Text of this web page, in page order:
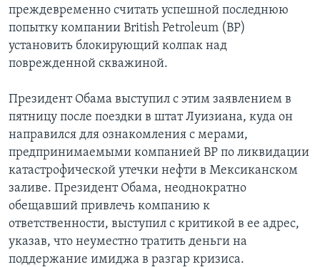
ДЕТАЛИ
НЬЮ-ЙОРК NEW YORK
АМЕРИКА. БОЛЬШОЕ ПУТЕШЕСТВИЕ
АМЕРИКАНСКИЕ ГОРОДКИ
ТЕСТЫ
УЧИМ АНГЛИЙСКИЙ
ВИДЕО
ПОДПИСКА НА НОВОСТИ
Learning English
СОЦИАЛЬНЫЕ СЕТИ
Языки
преждевременно считать успешной последнюю
попытку компании British Petroleum (BP)
установить блокирующий колпак над
поврежденной скважиной.
Президент Обама выступил с этим заявлением в
пятницу после поездки в штат Луизиана, куда он
направился для ознакомления с мерами,
предпринимаемыми компанией BP по ликвидации
катастрофической утечки нефти в Мексиканском
заливе. Президент Обама, неоднократно
обещавший привлечь компанию к
ответственности, выступил с критикой в ее адрес,
указав, что неуместно тратить деньги на
поддержание имиджа в разгар кризиса.